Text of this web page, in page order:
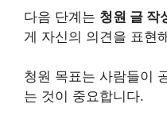
다음 단계는 청원 글 작
게 자신의 의견을 표현
청원 목표는 사람들이
는 것이 중요합니다.